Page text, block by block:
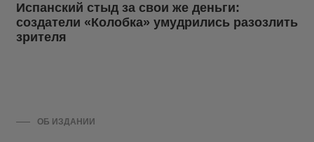
Испанский стыд за свои же деньги:
создатели «Колобка» умудрились разозлить
зрителя
ОБ ИЗДАНИИ